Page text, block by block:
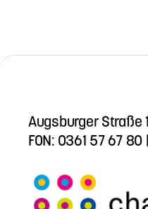
Augsburger Straße
FON: 0361 57 67 80 |